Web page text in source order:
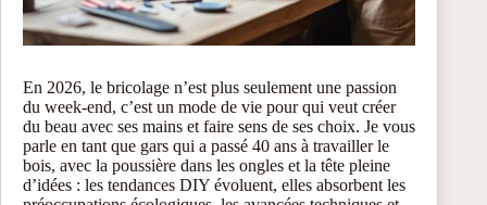
En 2026, le bricolage n’est plus seulement une passion
du week-end, c’est un mode de vie pour qui veut créer
du beau avec ses mains et faire sens de ses choix. Je vous
parle en tant que gars qui a passé 40 ans à travailler le
bois, avec la poussière dans les ongles et la tête pleine
d’idées : les tendances DIY évoluent, elles absorbent les